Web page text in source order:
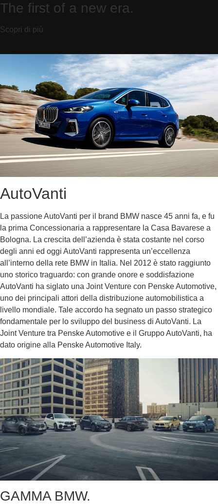
The first of a new era.
Scopri di più
AutoVanti
La passione AutoVanti per il brand BMW nasce 45 anni fa, e fu
la prima Concessionaria a rappresentare la Casa Bavarese a
Bologna. La crescita dell’azienda è stata costante nel corso
degli anni ed oggi AutoVanti rappresenta un’eccellenza
all’interno della rete BMW in Italia. Nel 2012 è stato raggiunto
uno storico traguardo: con grande onore e soddisfazione
AutoVanti ha siglato una Joint Venture con Penske Automotive,
uno dei principali attori della distribuzione automobilistica a
livello mondiale. Tale accordo ha segnato un passo strategico
fondamentale per lo sviluppo del business di AutoVanti. La
Joint Venture tra Penske Automotive e il Gruppo AutoVanti, ha
dato origine alla Penske Automotive Italy.
GAMMA BMW.